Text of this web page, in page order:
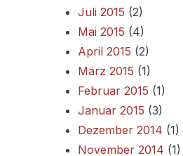
Juli 2015 (2)
Mai 2015 (4)
April 2015 (2)
März 2015 (1)
Februar 2015 (1)
Januar 2015 (3)
Dezember 2014 (1)
November 2014 (1)